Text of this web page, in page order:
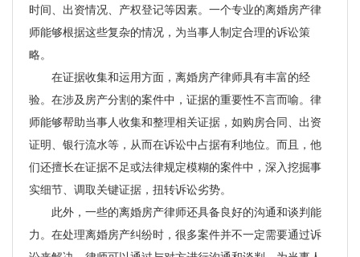
时间、出资情况、产权登记等因素。一个专业的离婚房产律
师能够根据这些复杂的情况，为当事人制定合理的诉讼策
略。
在证据收集和运用方面，离婚房产律师具有丰富的经
验。在涉及房产分割的案件中，证据的重要性不言而喻。律
师能够帮助当事人收集和整理相关证据，如购房合同、出资
证明、银行流水等，从而在诉讼中占据有利地位。而且，他
们还擅长在证据不足或法律规定模糊的案件中，深入挖掘事
实细节、调取关键证据，扭转诉讼劣势。
此外，一些的离婚房产律师还具备良好的沟通和谈判能
力。在处理离婚房产纠纷时，很多案件并不一定需要通过诉